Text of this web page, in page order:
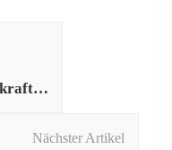
Nächster Artikel